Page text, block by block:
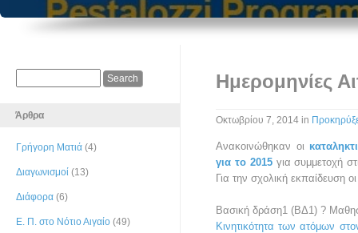
Άρθρα
Γρήγορη Ματιά (4)
Διαγωνισμοί (13)
Διάφορα (6)
Ε. Π. στο Νότιο Αιγαίο (49)
Ημερομηνίες
Οκτωβρίου 7, 2014 in
Ανακοινώθηκαν οι
για το 2015για συμμετοχή
Για την σχολική εκπαίδευση
Βασική δράση1 (ΒΔ1) ?
Κινητικότητα των ατόμων